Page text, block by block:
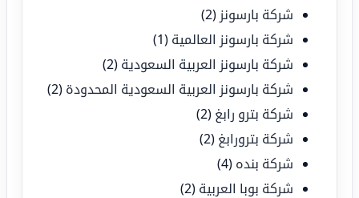
شركة بارسونز (2)
شركة بارسونز العالمية (1)
شركة بارسونز العربية السعودية (2)
شركة بارسونز العربية السعودية المحدودة (2)
شركة بترو رابغ (2)
شركة بترورابغ (2)
شركة بنده (4)
شركة بوبا العربية (2)